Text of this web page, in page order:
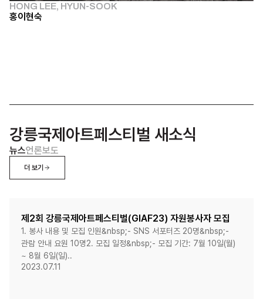
HONG LEE, HYUN-SOOK
홍이현숙
강릉국제아트페스티벌 새소식
뉴스언론보도
더 보기
제2회 강릉국제아트페스티벌(GIAF23) 자원봉사자 모집
1. 봉사 내용 및 모집 인원&nbsp;- SNS 서포터즈 20명&nbsp;-
관람 안내 요원 10명2. 모집 일정&nbsp;- 모집 기간: 7월 10일(월)
~ 8월 6일(일)..
2023.07.11